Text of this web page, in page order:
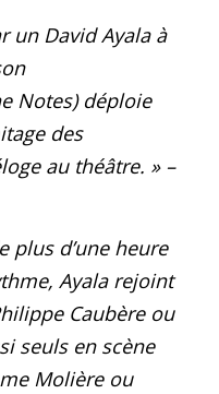
un David Ayala à
Notes) déploie
des
au théâtre. » –
plus d’une heure
Ayala rejoint
Caubère ou
seuls en scène
Molière ou